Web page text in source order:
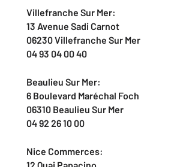
Villefranche Sur Mer:
13 Avenue Sadi Carnot
06230 Villefranche Sur Mer
04 93 04 00 40
Beaulieu Sur Mer:
6 Boulevard Maréchal Foch
06310 Beaulieu Sur Mer
04 92 26 10 00
Nice Commerces: